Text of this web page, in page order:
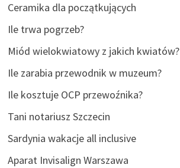
Ceramika dla początkujących
Ile trwa pogrzeb?
Miód wielokwiatowy z jakich kwiatów?
Ile zarabia przewodnik w muzeum?
Ile kosztuje OCP przewoźnika?
Tani notariusz Szczecin
Sardynia wakacje all inclusive
Aparat Invisalign Warszawa